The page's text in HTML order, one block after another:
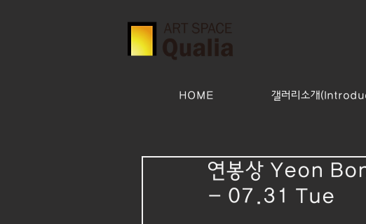
HOME 갤러리소개
연봉상 Yeon
- 07.31 Tue